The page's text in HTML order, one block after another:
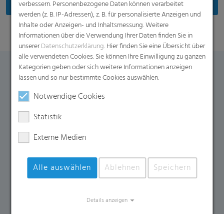
Kontaktformular
Falls Sie weitere Fragen zu diesem Produkt haben,
kontaktieren Sie uns gern über dieses Formular.
*
Firma Land* Telefonnummer
verbessern. Personenbezogene Daten können verarbeitet
werden (z. B. IP-Adressen), z. B. für personalisierte Anzeigen und
Inhalte oder Anzeigen- und Inhaltsmessung. Weitere
Informationen über die Verwendung Ihrer Daten finden Sie in
unsererDatenschutzerklärung. Hier finden Sie eine Übersicht über
alle verwendeten Cookies. Sie können Ihre Einwilligung zu ganzen
Kategorien geben oder sich weitere Informationen anzeigen
lassen und so nur bestimmte Cookies auswählen.
Notwendige Cookies
Statistik
Externe Medien
Alle auswählen Ablehnen Speichern
Details anzeigen